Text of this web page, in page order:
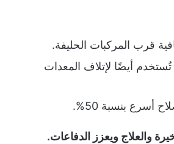
قرب المركبات الحليفة.
تُستخدم أيضًا لإتلاف المعدات
أسرع بنسبة 50%.